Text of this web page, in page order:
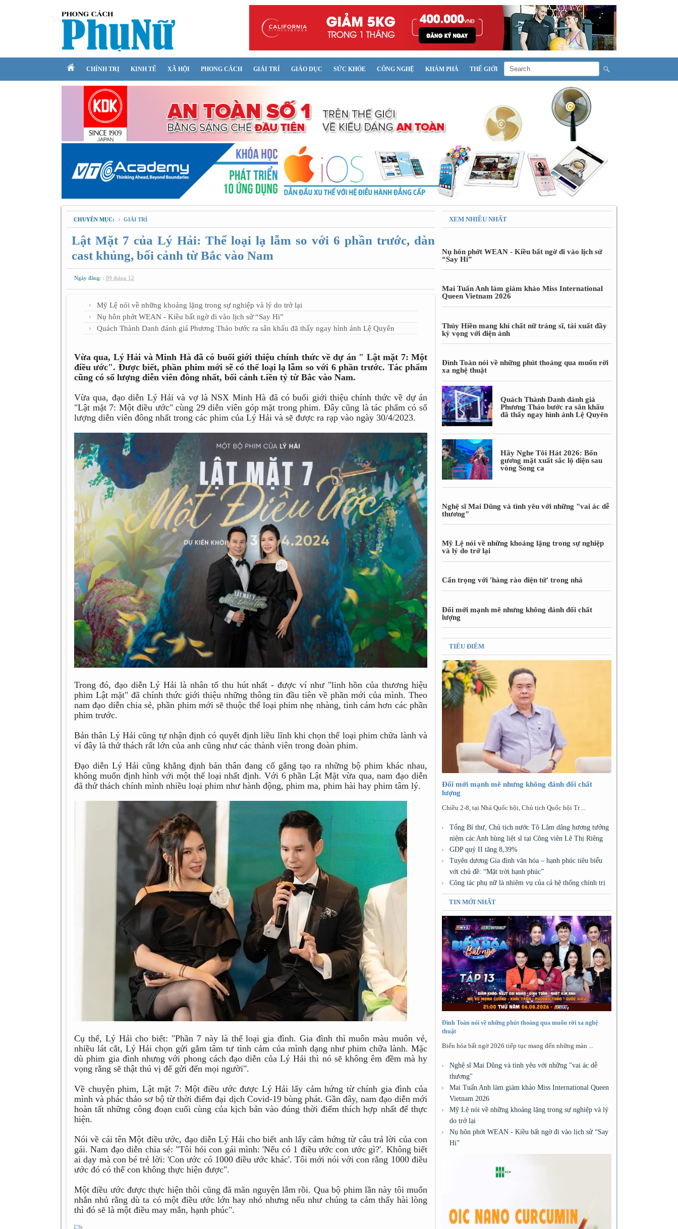
CHÍNH TRỊ KINH TẾ XÃ HỘI PHONG CÁCH GIẢI TRÍ GIÁO DỤC SỨC KHỎE CÔNG NGHỆ KHÁM PHÁ THẾ GIỚI
CHUYÊN MỤC: GIẢI TRÍ
Lật Mặt 7 của Lý Hải: Thể loại lạ lẫm so với 6 phần trước, dàn
cast khủng, bối cảnh từ Bắc vào Nam
Ngày đăng: : 09 tháng 12
Mỹ Lệ nói về những khoảng lặng trong sự nghiệp và lý do trở lại
Nụ hôn phớt WEAN - Kiều bất ngờ đi vào lịch sử “Say Hi”
Quách Thành Danh đánh giá Phương Thảo bước ra sân khấu đã thấy ngay hình ảnh Lệ Quyên
Vừa qua, Lý Hải và Minh Hà đã có buổi giới thiệu chính thức về dự án " Lật mặt 7: Một
điều ước". Được biết, phần phim mới sẽ có thể loại lạ lẫm so với 6 phần trước. Tác phẩm
cũng có số lượng diễn viên đông nhất, bối cảnh t.iền tỷ từ Bắc vào Nam.
Vừa qua, đạo diễn Lý Hải và vợ là NSX Minh Hà đã có buổi giới thiệu chính thức về dự án
"Lật mặt 7: Một điều ước" cùng 29 diễn viên góp mặt trong phim. Đây cũng là tác phẩm có số
lượng diễn viên đông nhất trong các phim của Lý Hải và sẽ được ra rạp vào ngày 30/4/2023.
Trong đó, đạo diễn Lý Hải là nhân tố thu hút nhất - được ví như "linh hồn của thương hiệu
phim Lật mặt" đã chính thức giới thiệu những thông tin đầu tiên về phần mới của mình. Theo
nam đạo diễn chia sẻ, phần phim mới sẽ thuộc thể loại phim nhẹ nhàng, tình cảm hơn các phần
phim trước.
Bản thân Lý Hải cũng tự nhận định có quyết định liều lĩnh khi chọn thể loại phim chữa lành và
ví đây là thử thách rất lớn của anh cũng như các thành viên trong đoàn phim.
Đạo diễn Lý Hải cũng khẳng định bản thân đang cố gắng tạo ra những bộ phim khác nhau,
không muốn định hình với một thể loại nhất định. Với 6 phần Lật Mặt vừa qua, nam đạo diễn
đã thử thách chính mình nhiều loại phim như hành động, phim ma, phim hài hay phim tâm lý.
Cụ thể, Lý Hải cho biết: "Phần 7 này là thể loại gia đình. Gia đình thì muôn màu muôn vẻ,
nhiều lát cắt, Lý Hải chọn gửi gắm tâm tư tình cảm của mình dạng như phim chữa lành. Mặc
dù phim gia đình nhưng với phong cách đạo diễn của Lý Hải thì nó sẽ không êm đềm mà hy
vọng rằng sẽ thật thú vị để gửi đến mọi người".
Về chuyện phim, Lật mặt 7: Một điều ước được Lý Hải lấy cảm hứng từ chính gia đình của
mình và phác thảo sơ bộ từ thời điểm đại dịch Covid-19 bùng phát. Gần đây, nam đạo diễn mới
hoàn tất những công đoạn cuối cùng của kịch bản vào đúng thời điểm thích hợp nhất để thực
hiện.
Nói về cái tên Một điều ước, đạo diễn Lý Hải cho biết anh lấy cảm hứng từ câu trả lời của con
gái. Nam đạo diễn chia sẻ: "Tôi hỏi con gái mình: 'Nếu có 1 điều ước con ước gì?'. Không biết
ai dạy mà con bé trẻ lời: 'Con ước có 1000 điều ước khác'. Tôi mới nói với con rằng 1000 điều
ước đó có thể con không thực hiện được".
Một điều ước được thực hiện thôi cũng đã mãn nguyện lắm rồi. Qua bộ phim lần này tôi muốn
nhắn nhủ rằng dù ta có một điều ước lớn hay nhỏ nhưng nếu như chúng ta cảm thấy hài lòng
thì đó sẽ là một điều may mắn, hạnh phúc".
XEM NHIỀU NHẤT
Nụ hôn phớt WEAN - Kiều bất ngờ đi vào lịch sử
“Say Hi”
Mai Tuấn Anh làm giám khảo Miss International
Queen Vietnam 2026
Thúy Hiền mang khí chất nữ tráng sĩ, tái xuất đầy
kỳ vọng với điện ảnh
Đình Toàn nói về những phút thoáng qua muốn rời
xa nghệ thuật
Quách Thành Danh đánh giá
Phương Thảo bước ra sân khấu
đã thấy ngay hình ảnh Lệ Quyên
Hãy Nghe Tôi Hát 2026: Bốn
gương mặt xuất sắc lộ diện sau
vòng Song ca
Nghệ sĩ Mai Dũng và tình yêu với những "vai ác dễ
thương"
Mỹ Lệ nói về những khoảng lặng trong sự nghiệp
và lý do trở lại
Cẩn trọng với 'hàng rào điện tử' trong nhà
Đổi mới mạnh mẽ nhưng không đánh đổi chất
lượng
TIÊU ĐIỂM
Đổi mới mạnh mẽ nhưng không đánh đổi chất
lượng
Chiều 2-8, tại Nhà Quốc hội, Chủ tịch Quốc hội Tr ...
Tổng Bí thư, Chủ tịch nước Tô Lâm dâng hương tưởng
niệm các Anh hùng liệt sĩ tại Công viên Lê Thị Riêng
GDP quý II tăng 8,39%
Tuyên dương Gia đình văn hóa – hạnh phúc tiêu biểu
với chủ đề: “Mặt trời hạnh phúc”
Công tác phụ nữ là nhiệm vụ của cả hệ thống chính trị
TIN MỚI NHẤT
Đình Toàn nói về những phút thoáng qua muốn rời xa nghệ
thuật
Biến hóa bất ngờ 2026 tiếp tục mang đến những màn ...
Nghệ sĩ Mai Dũng và tình yêu với những "vai ác dễ
thương"
Mai Tuấn Anh làm giám khảo Miss International Queen
Vietnam 2026
Mỹ Lệ nói về những khoảng lặng trong sự nghiệp và lý
do trở lại
Nụ hôn phớt WEAN - Kiều bất ngờ đi vào lịch sử “Say
Hi”